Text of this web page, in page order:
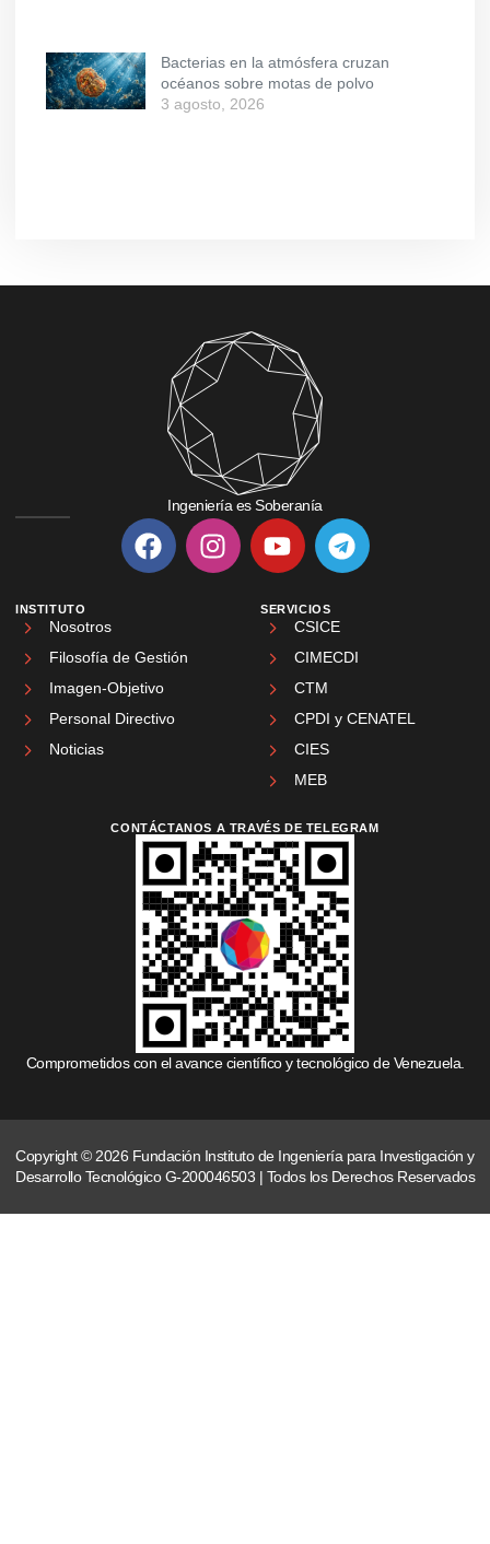
Bacterias en la atmósfera cruzan
océanos sobre motas de polvo
3 agosto, 2026
Ingeniería es Soberanía
INSTITUTO
Nosotros
Filosofía de Gestión
Imagen-Objetivo
Personal Directivo
Noticias
SERVICIOS
CSICE
CIMECDI
CTM
CPDI y CENATEL
CIES
MEB
CONTÁCTANOS A TRAVÉS DE TELEGRAM
Comprometidos con el avance científico y tecnológico de Venezuela.
Copyright © 2026 Fundación Instituto de Ingeniería para Investigación y
Desarrollo Tecnológico G-200046503 | Todos los Derechos Reservados